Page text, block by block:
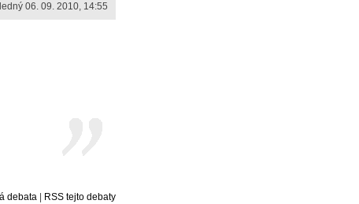
06. 09. 2010, 14:55
debata RSS tejto debaty